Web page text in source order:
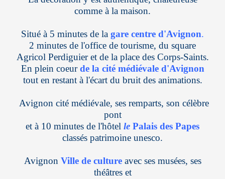
comme à la maison.
Situé à 5 minutes de la gare centre d'Avignon.
2 minutes de l'office de tourisme, du square
Agricol Perdiguier et de la place des Corps-Saints.
En plein coeur de la cité médiévale d'Avignon
tout en restant à l'écart du bruit des animations.
Avignon cité médiévale, ses remparts, son célèbre
pont
et à 10 minutes de l'hôtel le Palais des Papes
classés patrimoine unesco.
Avignon Ville de culture avec ses musées, ses
théâtres et